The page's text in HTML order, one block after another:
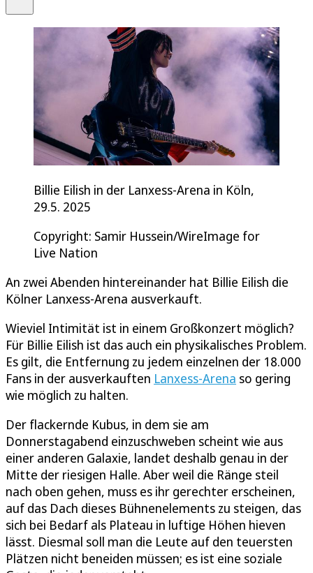
Billie Eilish in der Lanxess-Arena in Köln,
29.5. 2025
Copyright: Samir Hussein/WireImage for
Live Nation
An zwei Abenden hintereinander hat Billie Eilish die
Kölner Lanxess-Arena ausverkauft.
Wieviel Intimität ist in einem Großkonzert möglich?
Für Billie Eilish ist das auch ein physikalisches Problem.
Es gilt, die Entfernung zu jedem einzelnen der 18.000
Fans in der ausverkauften Lanxess-Arena so gering
wie möglich zu halten.
Der flackernde Kubus, in dem sie am
Donnerstagabend einzuschweben scheint wie aus
einer anderen Galaxie, landet deshalb genau in der
Mitte der riesigen Halle. Aber weil die Ränge steil
nach oben gehen, muss es ihr gerechter erscheinen,
auf das Dach dieses Bühnenelements zu steigen, das
sich bei Bedarf als Plateau in luftige Höhen hieven
lässt. Diesmal soll man die Leute auf den teuersten
Plätzen nicht beneiden müssen; es ist eine soziale